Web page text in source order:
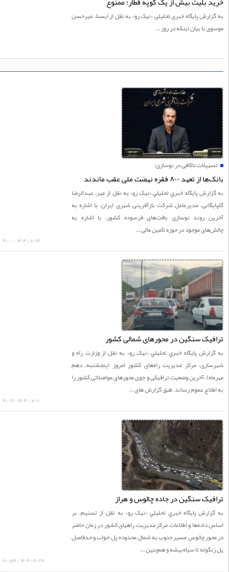
پايگاه خبری تحليلی «نيک رو» به نقل از ایسنا، میرحسن
با بیان اینکه در روز ...
ناکافی در نوسازی؛
۸۰۰ فقره نهضت ملی عقب ماندند
پايگاه خبري تحليلي «نيک رو» به نقل از مهر، عبدالرضا
مدیرعامل شرکت بازآفرینی شهری ایران، با اشاره به
روند نوسازی بافت‌های فرسوده کشور، با اشاره به
موجود در حوزه تأمین مالی ...
۱۴۰۴-۰۷-۱۳ - ۰۰ : ۰۹
سنگین در محورهای شمالی کشور
پايگاه خبري تحليلي «نيک رو» به نقل از وزارت راه و
مرکز مدیریت راه‌های کشور امروز (پنجشنبه، دهم
آخرین وضعیت ترافیکی و جوی محورهای مواصلاتی کشور را
عموم رساند. طبق گزارش های ...
۱۴۰۴-۰۷-۱۰ - ۱۹ : ۰۹
سنگین در جاده چالوس و هراز
پايگاه خبري تحليلي «نيک رو» به نقل از تسنیم، بر
و اطلاعات مرکز مدیریت راههای کشور در زمان حاضر
چالوس مسیر جنوب به شمال محدوده پل خواب و حدفاصل
تا سیاه‌بیشه و همچنین ...
۱۴۰۴-۰۶-۲۸ - ۵۹ : ۰۸